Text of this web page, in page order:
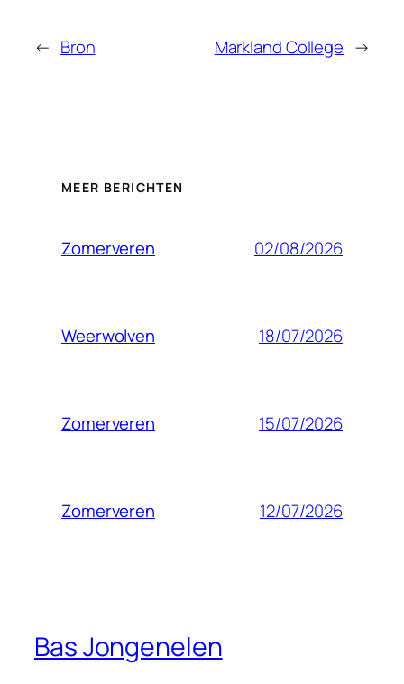
← Bron Markland College →
MEER BERICHTEN
Zomerveren 02/08/2026
Weerwolven 18/07/2026
Zomerveren 15/07/2026
Zomerveren 12/07/2026
Bas Jongenelen